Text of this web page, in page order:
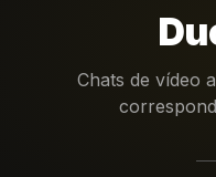
Chats de vídeo